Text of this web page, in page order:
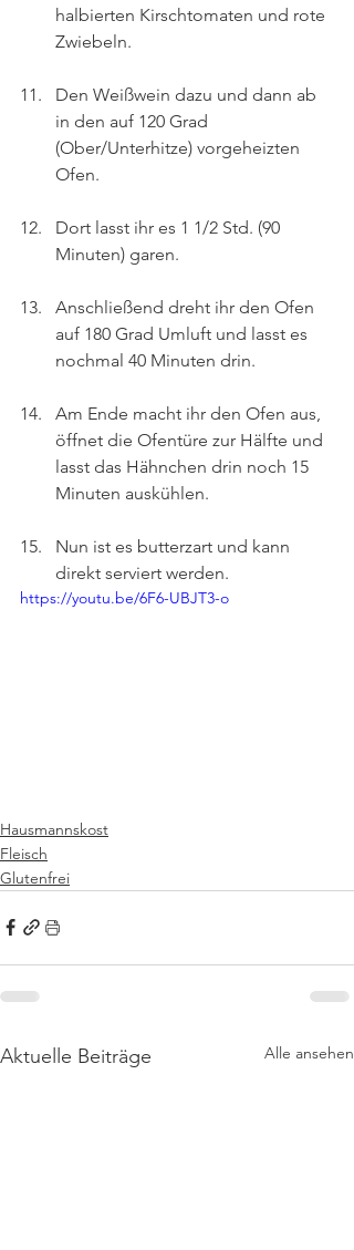
halbierten Kirschtomaten und rote
Zwiebeln.
Den Weißwein dazu und dann ab
in den auf 120 Grad
(Ober/Unterhitze) vorgeheizten
Ofen.
Dort lasst ihr es 1 1/2 Std. (90
Minuten) garen.
Anschließend dreht ihr den Ofen
auf 180 Grad Umluft und lasst es
nochmal 40 Minuten drin.
Am Ende macht ihr den Ofen aus,
öffnet die Ofentüre zur Hälfte und
lasst das Hähnchen drin noch 15
Minuten auskühlen.
Nun ist es butterzart und kann
direkt serviert werden.
https://youtu.be/6F6-UBJT3-o
Hausmannskost
Fleisch
Glutenfrei
Aktuelle Beiträge Alle ansehen